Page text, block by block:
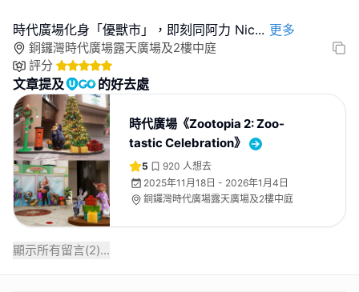
時代廣場化身「優獸市」，即刻同阿力 Nic... 更多
銅鑼灣時代廣場露天廣場及2樓中庭
評分
文章提及 的好去處
時代廣場《Zootopia 2: Zoo-
tastic Celebration》
5 920 人想去
2025年11月18日 - 2026年1月4日
銅鑼灣時代廣場露天廣場及2樓中庭
顯示所有留言(2)...